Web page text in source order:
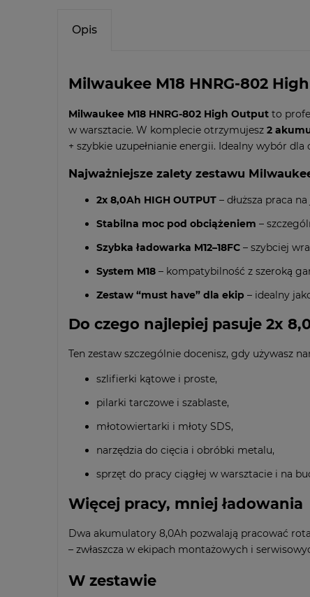
Opis
Milwaukee M18 HNRG-802
Milwaukee M18 HNRG-802 High Output to
w warsztacie. W komplecie otrzymujesz 2
+ szybkie uzupełnianie energii. Idealny wybór
Najważniejsze zalety zestawu
2x 8,0Ah HIGH OUTPUT – dłuższa praca
Stabilna moc pod obciążeniem –
Szybka ładowarka M12–18FC – szybciej
System M18 – kompatybilność z szeroką
Zestaw “must have” dla ekip – idealny
Do czego najlepiej pasuje 2x
Ten zestaw szczególnie docenisz, gdy używasz
szlifierki kątowe i proste,
pilarki tarczowe i szablaste,
młotowiertarki i młoty SDS,
narzędzia do cięcia i obróbki metalu,
sprzęt do pracy ciągłej w warsztacie i na
Więcej pracy, mniej ładowania
Dwa akumulatory 8,0Ah pozwalają pracować
– zwłaszcza w ekipach montażowych i
W zestawie